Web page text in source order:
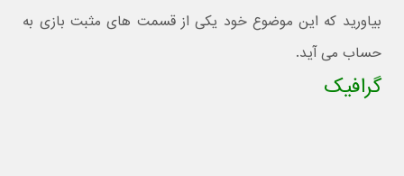
بیاورید که این موضوع خود یکی از قسمت های مثبت بازی به
حساب می آید.
گرافیک